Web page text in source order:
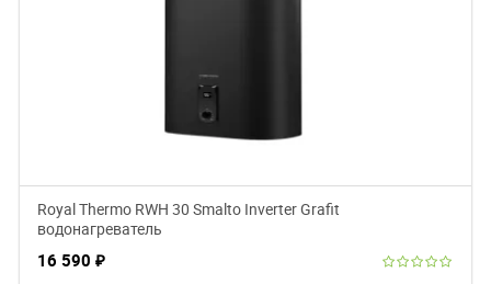
Royal Thermo RWH 30 Smalto Inverter Grafit
водонагреватель
16 590 ₽